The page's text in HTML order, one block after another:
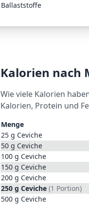
Ballaststoffe
Kalorien nach
Wie viele Kalorien
Kalorien, Protein und
Menge
25 g Ceviche
50 g Ceviche
100 g Ceviche
150 g Ceviche
200 g Ceviche
250 g Ceviche (1 Portion)
500 g Ceviche